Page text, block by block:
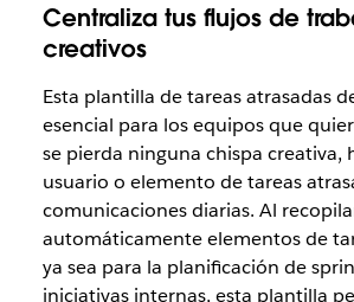
Centraliza tus flujos de
creativos
Esta plantilla de tareas atrasadas
esencial para los equipos que
se pierda ninguna chispa creativa,
usuario o elemento de tareas
comunicaciones diarias. Al
automáticamente elementos de
ya sea para la planificación de
iniciativas internas, esta plantilla